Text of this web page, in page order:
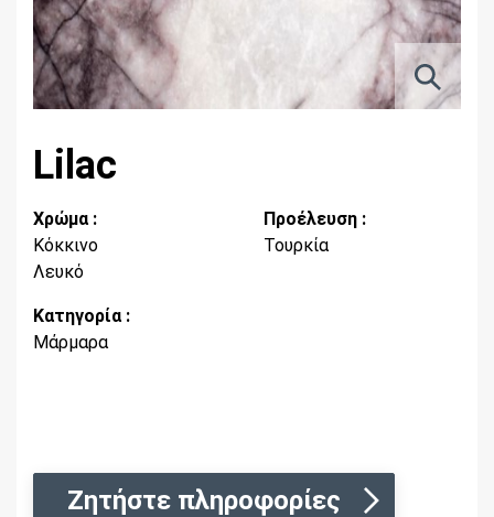
Lilac
Χρώμα :
Κόκκινο
Λευκό
Προέλευση :
Τουρκία
Κατηγορία :
Μάρμαρα
Ζητήστε πληροφορίες